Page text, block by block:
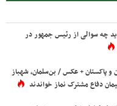
چه سوالی از رئیس جمهور در
و پاکستان + عکس / بن‌سلمان، شهباز
دفاع مشترک نماز خواندند